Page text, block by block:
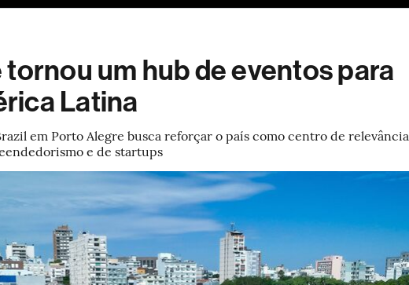
tornou um hub de eventos para
Latina
em Porto Alegre busca reforçar o país como centro de relevância
e de startups